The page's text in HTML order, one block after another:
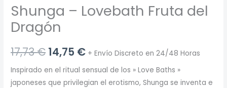
Shunga – Lovebath Fruta del
Dragón
17,73€ El
precio
14,75 €El
precio
+ Envío Discreto en 24/48 Horas
Inspirado en el ritual sensual de los » Love Baths »
japoneses que privilegian el erotismo, Shunga se inventa e